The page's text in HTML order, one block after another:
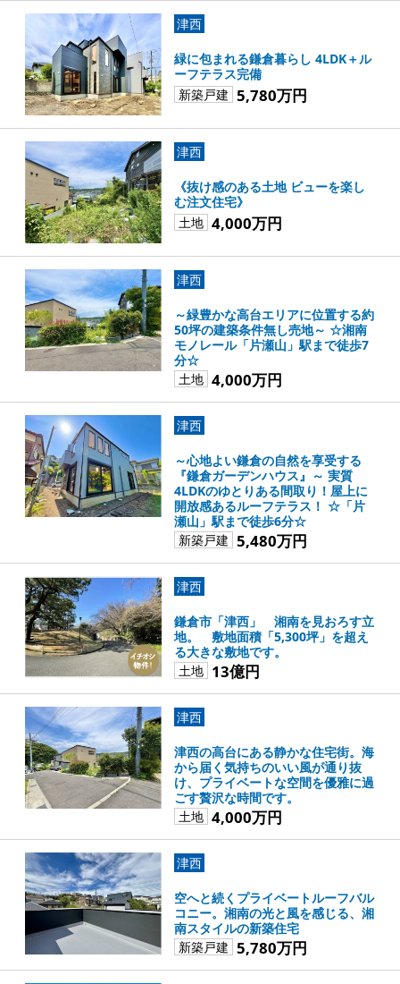
津西
緑に包まれる鎌倉暮らし 4LDK＋ル
ーフテラス完備
新築戸建 5,780万円
津西
《抜け感のある土地 ビューを楽し
む注文住宅》
土地 4,000万円
津西
～緑豊かな高台エリアに位置する約
50坪の建築条件無し売地～ ☆湘南
モノレール「片瀬山」駅まで徒歩7
分☆
土地 4,000万円
津西
～心地よい鎌倉の自然を享受する
『鎌倉ガーデンハウス』～ 実質
4LDKのゆとりある間取り！屋上に
開放感あるルーフテラス！ ☆「片
瀬山」駅まで徒歩6分☆
新築戸建 5,480万円
津西
鎌倉市「津西」 湘南を見おろす立
地。 敷地面積「5,300坪」を超え
る大きな敷地です。
土地 13億円
津西
津西の高台にある静かな住宅街。海
から届く気持ちのいい風が通り抜
け、プライベートな空間を優雅に過
ごす贅沢な時間です。
土地 4,000万円
津西
空へと続くプライベートルーフバル
コニー。湘南の光と風を感じる、湘
南スタイルの新築住宅
新築戸建 5,780万円